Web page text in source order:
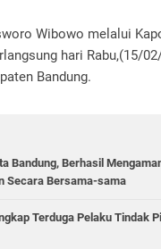
Wibowo melalui
hari Rabu,(15/
Bandung.
Bandung, Berhasil
Secara Bersama-sama
Terduga Pelaku Tindak